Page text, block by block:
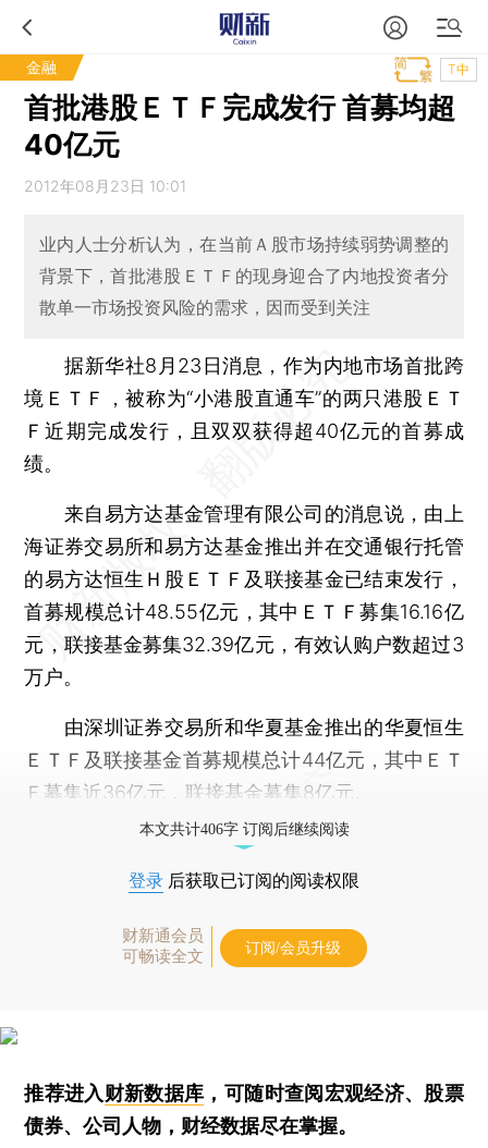
金融 T中
首批港股ＥＴＦ完成发行 首募均超
40亿元
2012年08月23日 10:01
业内人士分析认为，在当前Ａ股市场持续弱势调整的
背景下，首批港股ＥＴＦ的现身迎合了内地投资者分
散单一市场投资风险的需求，因而受到关注
据新华社8月23日消息，作为内地市场首批跨
境ＥＴＦ，被称为“小港股直通车”的两只港股ＥＴ
Ｆ近期完成发行，且双双获得超40亿元的首募成
绩。
来自易方达基金管理有限公司的消息说，由上
海证券交易所和易方达基金推出并在交通银行托管
的易方达恒生Ｈ股ＥＴＦ及联接基金已结束发行，
首募规模总计48.55亿元，其中ＥＴＦ募集16.16亿
元，联接基金募集32.39亿元，有效认购户数超过3
万户。
由深圳证券交易所和华夏基金推出的华夏恒生
ＥＴＦ及联接基金首募规模总计44亿元，其中ＥＴ
Ｆ募集近36亿元，联接基金募集8亿元。
本文共计406字 订阅后继续阅读
登录 后获取已订阅的阅读权限
财新通会员
可畅读全文
订阅/会员升级
推荐进入财新数据库 ，可随时查阅宏观经济、股票
债券、公司人物，财经数据尽在掌握。